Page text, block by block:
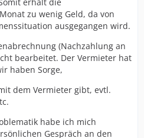
zu wenig Geld, da von
ausgegangen wird.
(Nachzahlung an
bearbeitet. Der Vermieter hat
haben Sorge,
dem Vermieter gibt, evtl.
habe ich mich
Gespräch an den